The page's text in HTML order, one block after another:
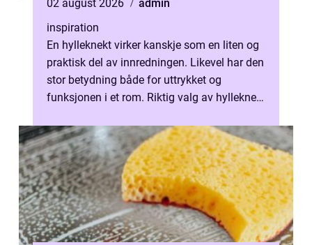
02 august 2026
admin
inspiration
En hylleknekt virker kanskje som en liten og
praktisk del av innredningen. Likevel har den
stor betydning både for uttrykket og
funksjonen i et rom. Riktig valg av hylleknekt